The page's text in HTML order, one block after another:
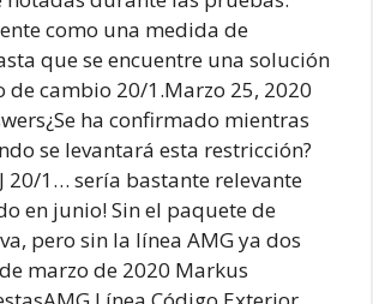
como una medida de
que se encuentre una solución
de cambio 20/1.Marzo 25, 2020
ha confirmado mientras
se levantará esta restricción?
20/1… sería bastante relevante
en junio! Sin el paquete de
pero sin la línea AMG ya dos
marzo de 2020 Markus